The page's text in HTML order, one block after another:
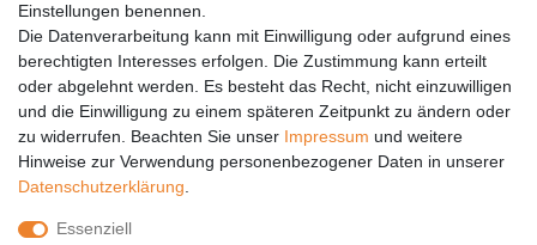
PARTNER
DHL
GLS
PaketPLUS
SPONSORING
Einstellungen benennen.
Die Datenverarbeitung kann mit Einwilligung oder aufgrund eines
berechtigten Interesses erfolgen. Die Zustimmung kann erteilt
oder abgelehnt werden. Es besteht das Recht, nicht einzuwilligen
und die Einwilligung zu einem späteren Zeitpunkt zu ändern oder
zu widerrufen. Beachten Sie unser Impressum und weitere
Hinweise zur Verwendung personenbezogener Daten in unserer
Daten­schutz­erklärung
Essenziell